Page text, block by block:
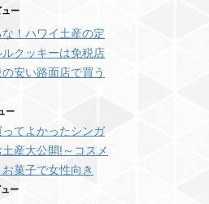
ー
！ハワイ土産の定
クッキーは免税店
安い路面店で買う
ー
てよかったシンガ
産大公開!～コスメ
菓子で女性向き
ー